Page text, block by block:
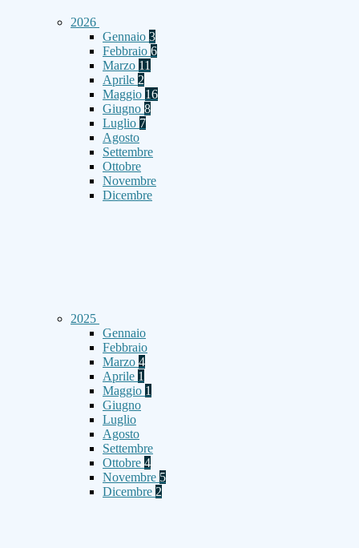
2026
Gennaio 3
Febbraio 6
Marzo 11
Aprile 2
Maggio 16
Giugno 8
Luglio 7
Agosto
Settembre
Ottobre
Novembre
Dicembre
2025
Gennaio
Febbraio
Marzo 4
Aprile 1
Maggio 1
Giugno
Luglio
Agosto
Settembre
Ottobre 4
Novembre 5
Dicembre 2